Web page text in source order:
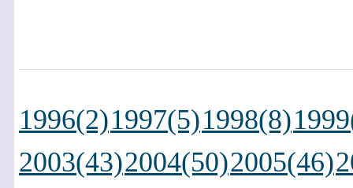
1996(2)1997(5)1998(8)
2003(43)2004(50)2005(46)